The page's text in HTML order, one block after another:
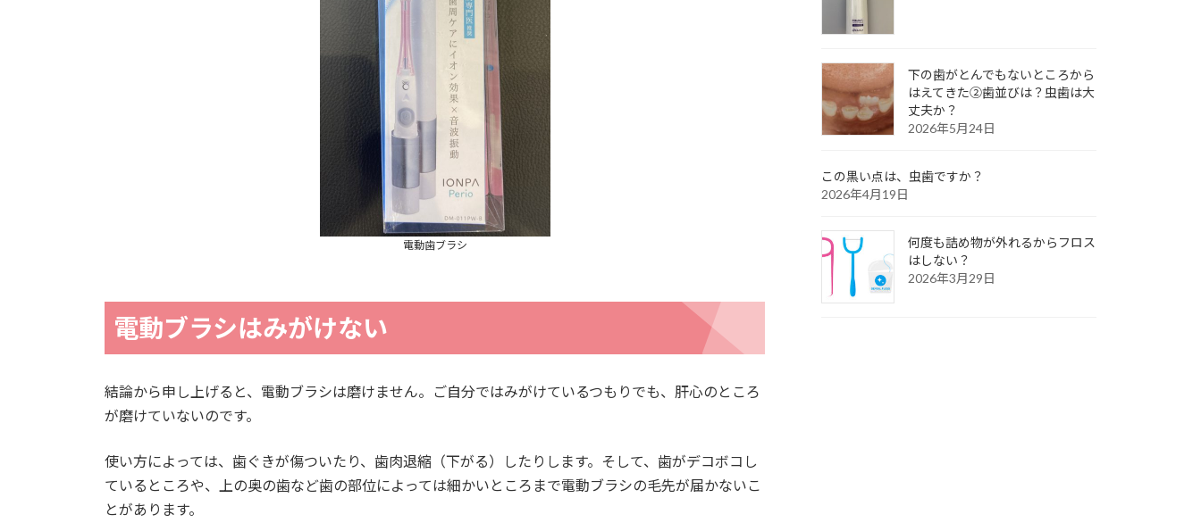
電動歯ブラシ
電動ブラシはみがけない
結論から申し上げると、電動ブラシは磨けません。ご自分ではみがけているつもりでも、肝心のところ
が磨けていないのです。
使い方によっては、歯ぐきが傷ついたり、歯肉退縮（下がる）したりします。そして、歯がデコボコし
ているところや、上の奥の歯など歯の部位によっては細かいところまで電動ブラシの毛先が届かないこ
とがあります。
下の歯がとんでもないところから
はえてきた②歯並びは？虫歯は大
丈夫か？
2026年5月24日
この黒い点は、虫歯ですか？
2026年4月19日
何度も詰め物が外れるからフロス
はしない？
2026年3月29日